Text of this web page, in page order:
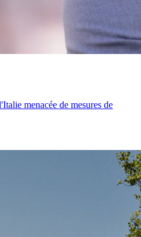
menacée de mesures de